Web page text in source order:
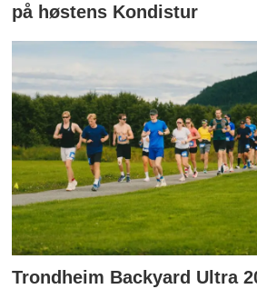
på høstens Kondistur
Trondheim Backyard Ultra